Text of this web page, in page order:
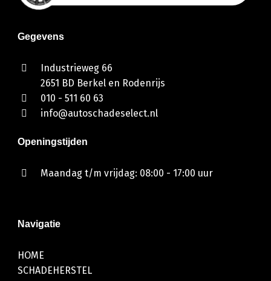
Gegevens
Industrieweg 66
2651 BD Berkel en Rodenrijs
010 - 511 60 63
info@autoschadeselect.nl
Openingstijden
Maandag t/m vrijdag: 08:00 - 17:00 uur
Navigatie
HOME
SCHADEHERSTEL